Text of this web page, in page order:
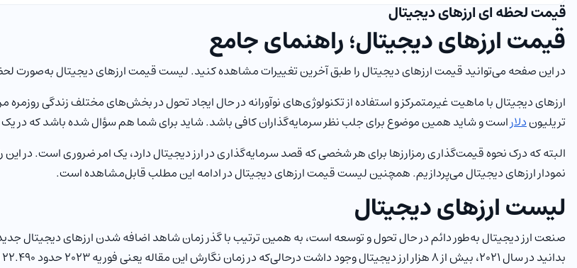
قیمت لحظه ای ارزهای دیجیتال
قیمت ارزهای دیجیتال؛ راهنمای جامع
در این صفحه می‌توانید قیمت ارزهای دیجیتال را طبق آخرین تغییرات مشاهده کنید. لیست قیمت ارزهای دیجیتال به‌صورت
تریلیوندلاراست و شاید همین موضوع برای جلب نظر سرمایه‌گذاران کافی باشد. شاید برای شما هم سؤال شده باشد که در
البته که درک نحوه قیمت‌گذاری رمزارزها برای هر شخصی که قصد سرمایه‌گذاری در ارز دیجیتال دارد، یک امر ضروری است. در
نمودار ارزهای دیجیتال می‌پردازیم. همچنین لیست قیمت ارزهای دیجیتال در ادامه این مطلب قابل‌مشاهده است.
لیست ارزهای دیجیتال
صنعت ارز دیجیتال به‌طور دائم در حال تحول و توسعه است، به همین ترتیب با گذر زمان شاهد اضافه شدن ارزهای دیجیتال
بدانید در سال 2021، بیش از 8 هزار ارز دیجیتال وجود داشت درحالی‌که در زمان نگارش این مقاله یعنی فوریه 2023 حدود 22.490 ارز دیجیتال در